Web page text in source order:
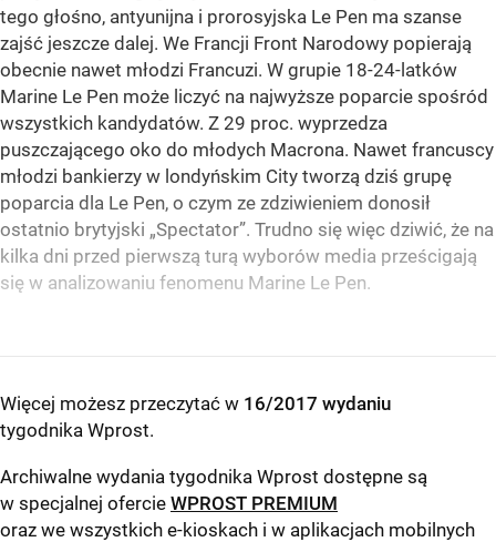
tego głośno, antyunijna i prorosyjska Le Pen ma szanse
zajść jeszcze dalej. We Francji Front Narodowy popierają
obecnie nawet młodzi Francuzi. W grupie 18-24-latków
Marine Le Pen może liczyć na najwyższe poparcie spośród
wszystkich kandydatów. Z 29 proc. wyprzedza
puszczającego oko do młodych Macrona. Nawet francuscy
młodzi bankierzy w londyńskim City tworzą dziś grupę
poparcia dla Le Pen, o czym ze zdziwieniem donosił
ostatnio brytyjski „Spectator”. Trudno się więc dziwić, że na
kilka dni przed pierwszą turą wyborów media prześcigają
się w analizowaniu fenomenu Marine Le Pen.
Więcej możesz przeczytać w 16/2017 wydaniu
tygodnika Wprost.
Archiwalne wydania tygodnika Wprost dostępne są
w specjalnej ofercie WPROST PREMIUM
oraz we wszystkich e-kioskach i w aplikacjach mobilnych